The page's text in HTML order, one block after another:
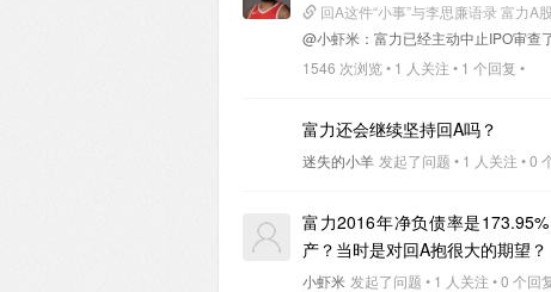
回A这件“小事”与李思廉语录 富力A
@小虾米 ：富力已经主动中止IPO审
1546 次浏览 • 1 人关注 • 1 个回复 •
富力还会继续坚持回A吗？
迷失的小羊 发起了问题 • 1 人关注 • 0
富力2016年净负债率是
产？当时是对回A抱很大的期望？
小虾米 发起了问题 • 1 人关注 • 0 个回